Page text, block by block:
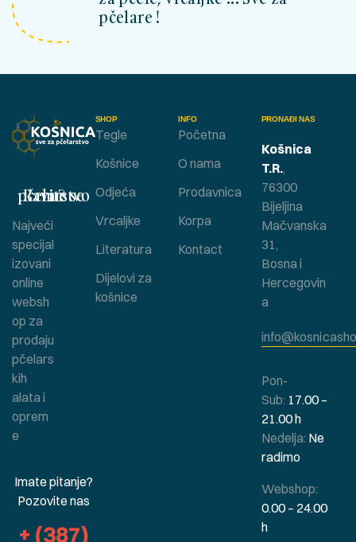
pčelare !
SHOP
Tegle
Košnice
Odjeća
Vrcaljke
Literatura
Dijelovi za
košnice
INFO
Početna
O nama
Prodavnica
Korpa
Kontact
Bavite se pčelarstvom ?
Najveći
specijal
izovani
online
websh
op za
prodaju
pčelars
kih
alata i
oprem
e
Imate pitanje?
Pozovite nas
+ (387)
PRONAĐI NAS
Košnica
T.R.,
76300
Bijeljina
Mačvanska
31,
Bosna i
Hercegovin
a
Pon-
Sub: 17.00 –
21.00 h
Nedelja: Ne
radimo
Webshop:
0.00 – 24.00
h